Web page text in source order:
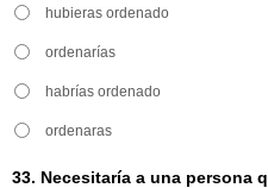
hubieras ordenado
ordenarías
habrías ordenado
ordenaras
33. Necesitaría a una persona